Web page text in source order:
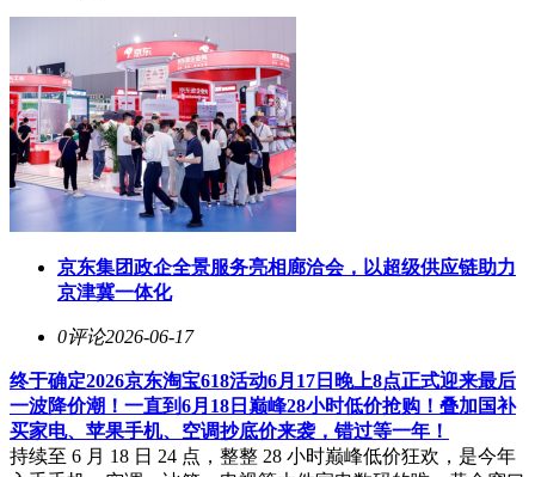
京东集团政企全景服务亮相廊洽会，以超级供应链助力
京津冀一体化
0评论2026-06-17
终于确定2026京东淘宝618活动6月17日晚上8点正式迎来最后
一波降价潮！一直到6月18日巅峰28小时低价抢购！叠加国补
买家电、苹果手机、空调抄底价来袭，错过等一年！
持续至 6 月 18 日 24 点，整整 28 小时巅峰低价狂欢，是今年